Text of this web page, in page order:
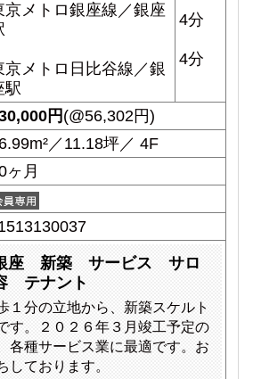
京メトロ銀座線／銀座
京メトロ日比谷線／銀
駅
4分
4分
円 (@56,302円)
／11.18坪／ 4F
ヶ月
座 新築 サービス サロ
テナント
１分の立地から、新築スケルト
す。２０２６年３月竣工予定の
各種サービス業に最適です。お
しております。